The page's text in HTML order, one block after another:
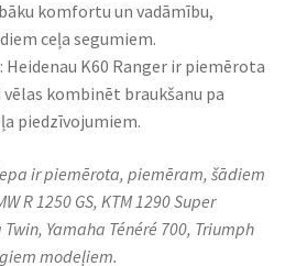
komfortu un vadāmību,
ceļa segumiem.
K60 Ranger ir piemērota
kombinēt braukšanu pa
piedzīvojumiem.
ir piemērota, piemēram, šādiem
R 1250 GS, KTM 1290 Super
Yamaha Ténéré 700, Triumph
modeļiem.